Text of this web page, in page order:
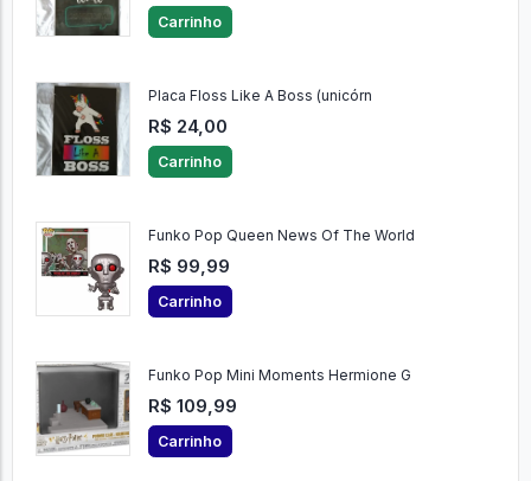
Carrinho
Placa Floss Like A Boss (unicórn
R$ 24,00
Carrinho
Funko Pop Queen News Of The World
R$ 99,99
Carrinho
Funko Pop Mini Moments Hermione G
R$ 109,99
Carrinho